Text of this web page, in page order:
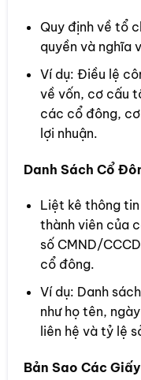
Quy định về tổ
quyền và nghĩa
Ví dụ: Điều lệ
về vốn, cơ cấu
các cổ đông,
lợi nhuận.
Danh Sách Cổ
Liệt kê thông
thành viên của
số CMND/
cổ đông.
Ví dụ: Danh
như họ tên,
liên hệ và tỷ lệ
Bản Sao Các